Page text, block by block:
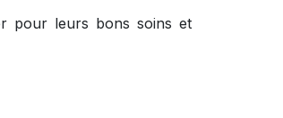
pour leurs bons soins et